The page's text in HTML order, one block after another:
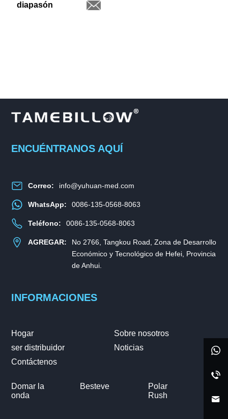
diapasón
ENCUÉNTRANOS AQUÍ
Correo: info@yuhuan-med.com
WhatsApp: 0086-135-0568-8063
Teléfono: 0086-135-0568-8063
AGREGAR:
No 2766, Tangkou Road, Zona de Desarrollo
Económico y Tecnológico de Hefei, Provincia
de Anhui.
INFORMACIONES
Hogar
Sobre nosotros
ser distribuidor
Noticias
Contáctenos
Domar la
onda
Besteve
Polar
Rush